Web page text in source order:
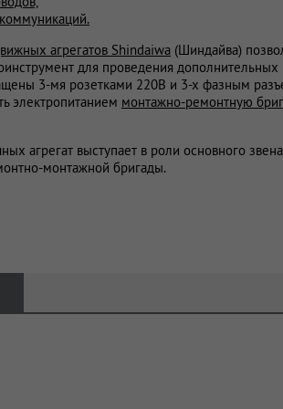
агрегатов Shindaiwa (Шиндайва)
для проведения дополнительных
3-мя розетками 220В и 3-х фазным
электропитанием монтажно-ремонтную
агрегат выступает в роли основного
монтажной бригады.